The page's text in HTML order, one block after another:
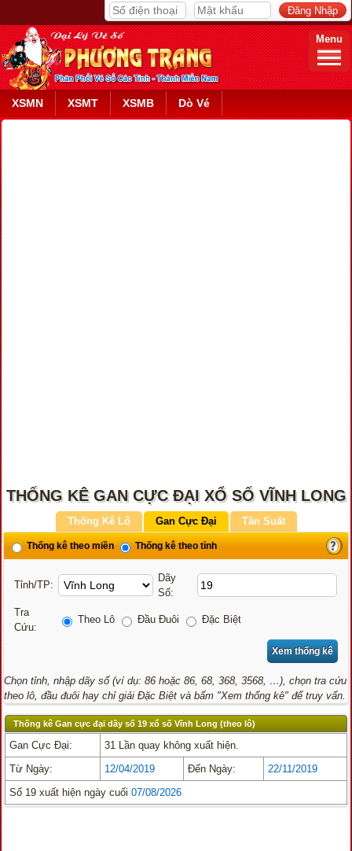
Menu
XSMN XSMT XSMB Dò Vé
THỐNG KÊ GAN CỰC ĐẠI XỔ SỐ VĨNH LONG
Thống Kê Lô Gan Cực Đại Tần Suất
Thống kê theo miền Thống kê theo tỉnh
Tỉnh/TP:
Dãy
Số:
Tra
Cứu:
Theo Lô Đầu Đuôi Đặc Biệt
Chọn tỉnh, nhập dãy số (ví dụ: 86 hoặc 86, 68, 368, 3568, …), chọn tra cứu
theo lô, đầu đuôi hay chỉ giải Đặc Biệt và bấm "Xem thống kê" để truy vấn.
Thống kê Gan cực đại dãy số 19 xổ số Vĩnh Long (theo lô)
Gan Cực Đại:
31 Lần quay không xuất hiện.
Từ Ngày:
12/04/2019 Đến Ngày:
22/11/2019
Số 19 xuất hiện ngày cuối 07/08/2026